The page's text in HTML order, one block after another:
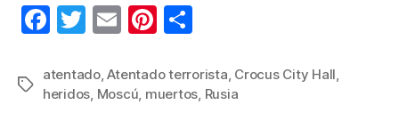
F
c
e
T
tt
er
E
ail
Pi
er
e
m
p
Etiquetas
atentado,Atentado terrorista, Crocus City Hall,
heridos, Moscú, muertos, Rusia